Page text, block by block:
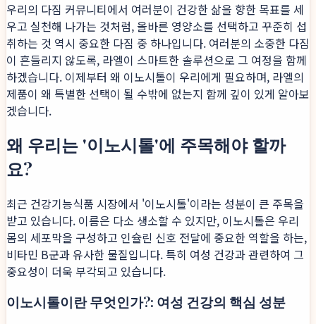
우리의 다짐 커뮤니티에서 여러분이 건강한 삶을 향한 목표를 세
우고 실천해 나가는 것처럼, 올바른 영양소를 선택하고 꾸준히 섭
취하는 것 역시 중요한 다짐 중 하나입니다. 여러분의 소중한 다짐
이 흔들리지 않도록, 라엘이 스마트한 솔루션으로 그 여정을 함께
하겠습니다. 이제부터 왜 이노시톨이 우리에게 필요하며, 라엘의
제품이 왜 특별한 선택이 될 수밖에 없는지 함께 깊이 있게 알아보
겠습니다.
왜 우리는 '이노시톨'에 주목해야 할까
요?
최근 건강기능식품 시장에서 '이노시톨'이라는 성분이 큰 주목을
받고 있습니다. 이름은 다소 생소할 수 있지만, 이노시톨은 우리
몸의 세포막을 구성하고 인슐린 신호 전달에 중요한 역할을 하는,
비타민 B군과 유사한 물질입니다. 특히 여성 건강과 관련하여 그
중요성이 더욱 부각되고 있습니다.
이노시톨이란 무엇인가?: 여성 건강의 핵심 성분